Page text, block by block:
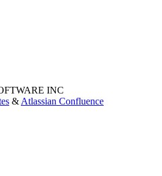
INC
& Atlassian Confluence